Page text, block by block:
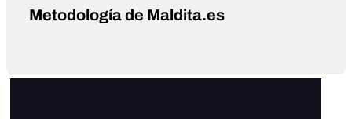
Metodología de Maldita.es